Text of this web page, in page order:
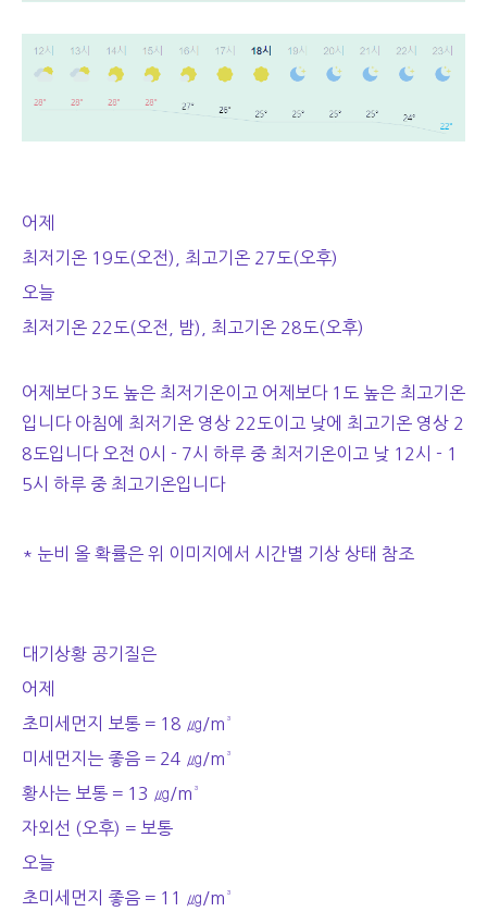
어제
최저기온 19도(오전), 최고기온 27도(오후)
오늘
최저기온 22도(오전, 밤), 최고기온 28도(오후)
어제보다 3도 높은 최저기온이고 어제보다 1도 높은 최고기온
입니다 아침에 최저기온 영상 22도이고 낮에 최고기온 영상 2
8도입니다 오전 0시 - 7시 하루 중 최저기온이고 낮 12시 - 1
5시 하루 중 최고기온입니다
* 눈비 올 확률은 위 이미지에서 시간별 기상 상태 참조
대기상황 공기질은
어제
초미세먼지 보통 = 18 ㎍/m³
미세먼지는 좋음 = 24 ㎍/m³
황사는 보통 = 13 ㎍/m³
자외선 (오후) = 보통
오늘
초미세먼지 좋음 = 11 ㎍/m³